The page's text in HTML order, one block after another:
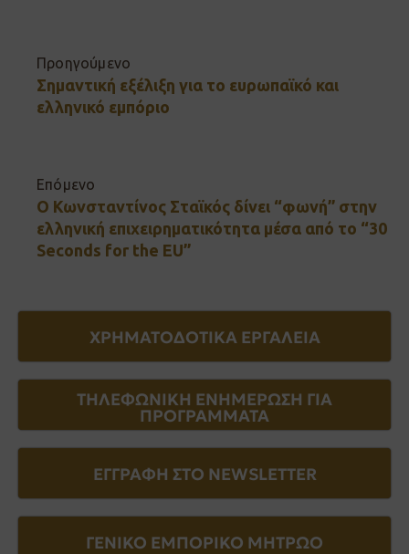
Προηγούμενο
Σημαντική εξέλιξη για το ευρωπαϊκό και
ελληνικό εμπόριο
Επόμενο
Ο Κωνσταντίνος Σταϊκός δίνει “φωνή” στην
ελληνική επιχειρηματικότητα μέσα από το “30
Seconds for the EU”
ΧΡΗΜΑΤΟΔΟΤΙΚΑ ΕΡΓΑΛΕΙΑ
ΤΗΛΕΦΩΝΙΚΗ ΕΝΗΜΕΡΩΣΗ ΓΙΑ
ΠΡΟΓΡΑΜΜΑΤΑ
ΕΓΓΡΑΦΗ ΣΤΟ NEWSLETTER
ΓΕΝΙΚΟ ΕΜΠΟΡΙΚΟ ΜΗΤΡΩΟ